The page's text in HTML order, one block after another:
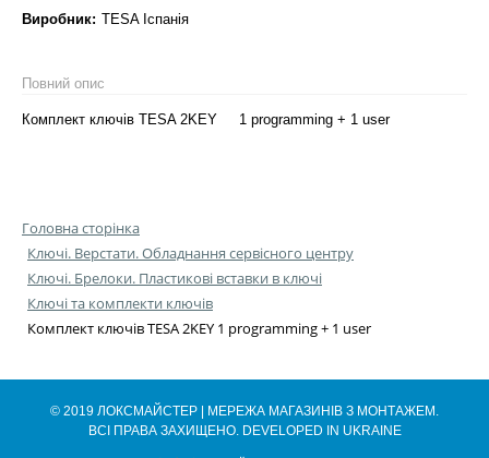
Виробник: TESA Іспанія
Повний опис
Комплект ключів TESA 2KEY 1 programming + 1 user
Головна сторінка
Ключі. Верстати. Обладнання сервісного центру
Ключі. Брелоки. Пластикові вставки в ключі
Ключі та комплекти ключів
Комплект ключів TESA 2KEY 1 programming + 1 user
© 2019 ЛОКСМАЙСТЕР | МЕРЕЖА МАГАЗИНІВ З МОНТАЖЕМ.
ВСІ ПРАВА ЗАХИЩЕНО. DEVELOPED IN UKRAINE